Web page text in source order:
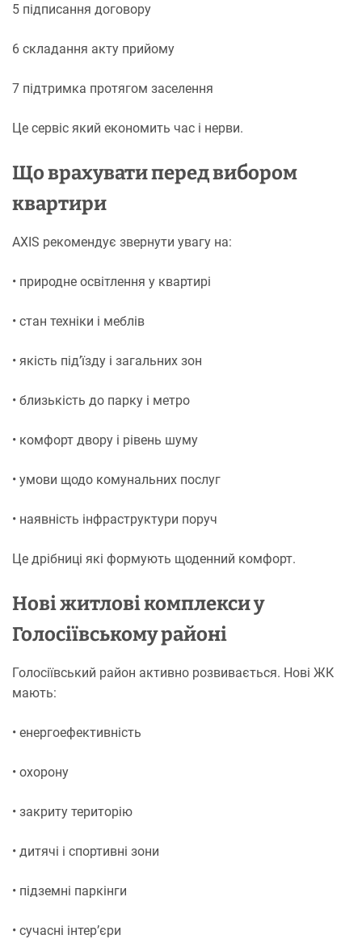
5 підписання договору
6 складання акту прийому
7 підтримка протягом заселення
Це сервіс який економить час і нерви.
Що врахувати перед вибором
квартири
AXIS рекомендує звернути увагу на:
• природне освітлення у квартирі
• стан техніки і меблів
• якість під’їзду і загальних зон
• близькість до парку і метро
• комфорт двору і рівень шуму
• умови щодо комунальних послуг
• наявність інфраструктури поруч
Це дрібниці які формують щоденний комфорт.
Нові житлові комплекси у
Голосіївському районі
Голосіївський район активно розвивається. Нові ЖК
мають:
• енергоефективність
• охорону
• закриту територію
• дитячі і спортивні зони
• підземні паркінги
• сучасні інтер’єри